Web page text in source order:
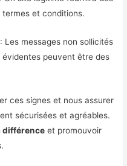
et conditions.
: Les messages non sollicités
évidentes peuvent être des
ces signes et nous assurer
sécurisées et agréables.
différence et promouvoir